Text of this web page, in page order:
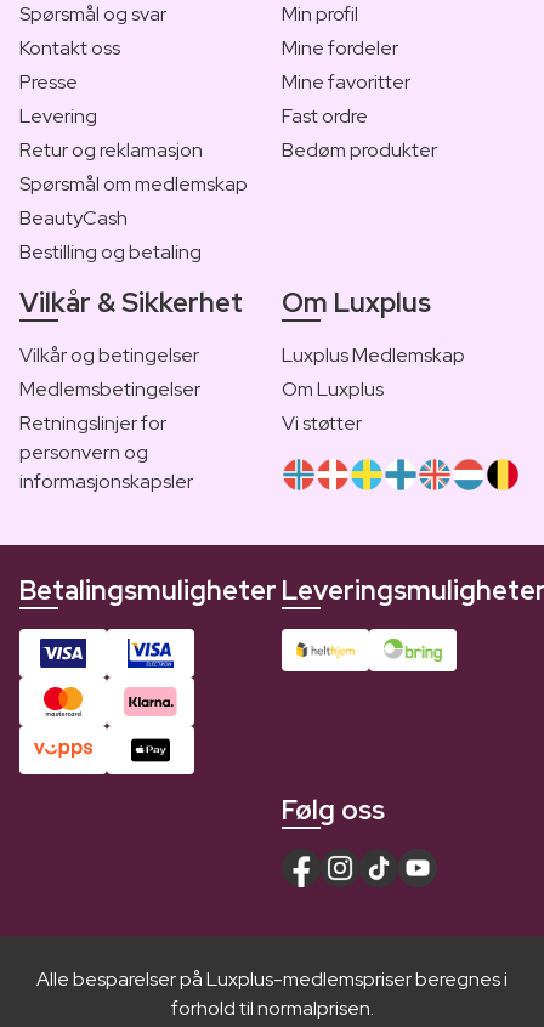
Spørsmål og svar
Kontakt oss
Presse
Levering
Retur og reklamasjon
Spørsmål om medlemskap
BeautyCash
Bestilling og betaling
Min profil
Mine fordeler
Mine favoritter
Fast ordre
Bedøm produkter
Vilkår & Sikkerhet
Vilkår og betingelser
Medlemsbetingelser
Retningslinjer for
personvern og
informasjonskapsler
Om Luxplus
Luxplus Medlemskap
Om Luxplus
Vi støtter
Betalingsmuligheter
Følg oss
Alle besparelser på Luxplus-medlemspriser beregnes i
forhold til normalprisen.